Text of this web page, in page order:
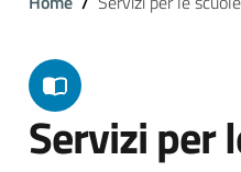
Servizi per